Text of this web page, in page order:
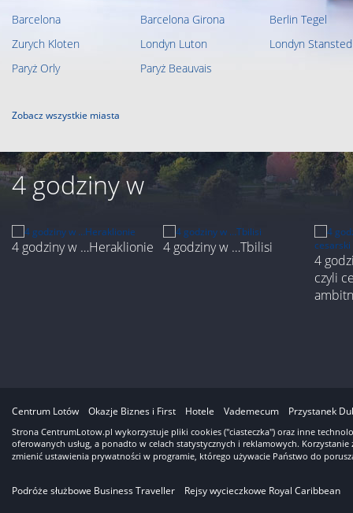
Barcelona Barcelona Girona
Berlin Tegel
Zurych Kloten
Londyn Luton
Londyn Stansted
Paryż Orly
Paryż Beauvais
Zobacz wszystkie miasta
4 godziny w
4 godziny w …Heraklionie 4 godziny w …Tbilisi
4
czyli
Centrum Lotów Okazje Biznes i First Hotele Vademecum Przystanek
Strona CentrumLotow.pl wykorzystuje pliki cookies ("ciasteczka") oraz inne
oferowanych usług, a ponadto w celach statystycznych i reklamowych.
zmienić ustawienia prywatności w programie, którego używacie Państwo do
Podróże służbowe Business Traveller Rejsy wycieczkowe Royal Caribbean